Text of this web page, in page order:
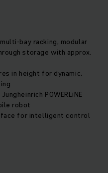
bay racking, modular
storage with approx.
in height for dynamic,
POWERLiNE
robot
for intelligent control